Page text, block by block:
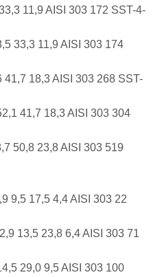
11,9 AISI 303 172 SST-4-
33,3 11,9 AISI 303 174
18,3 AISI 303 268 SST-
41,7 18,3 AISI 303 304
50,8 23,8 AISI 303 519
9,5 17,5 4,4 AISI 303 22
13,5 23,8 6,4 AISI 303 71
29,0 9,5 AISI 303 100